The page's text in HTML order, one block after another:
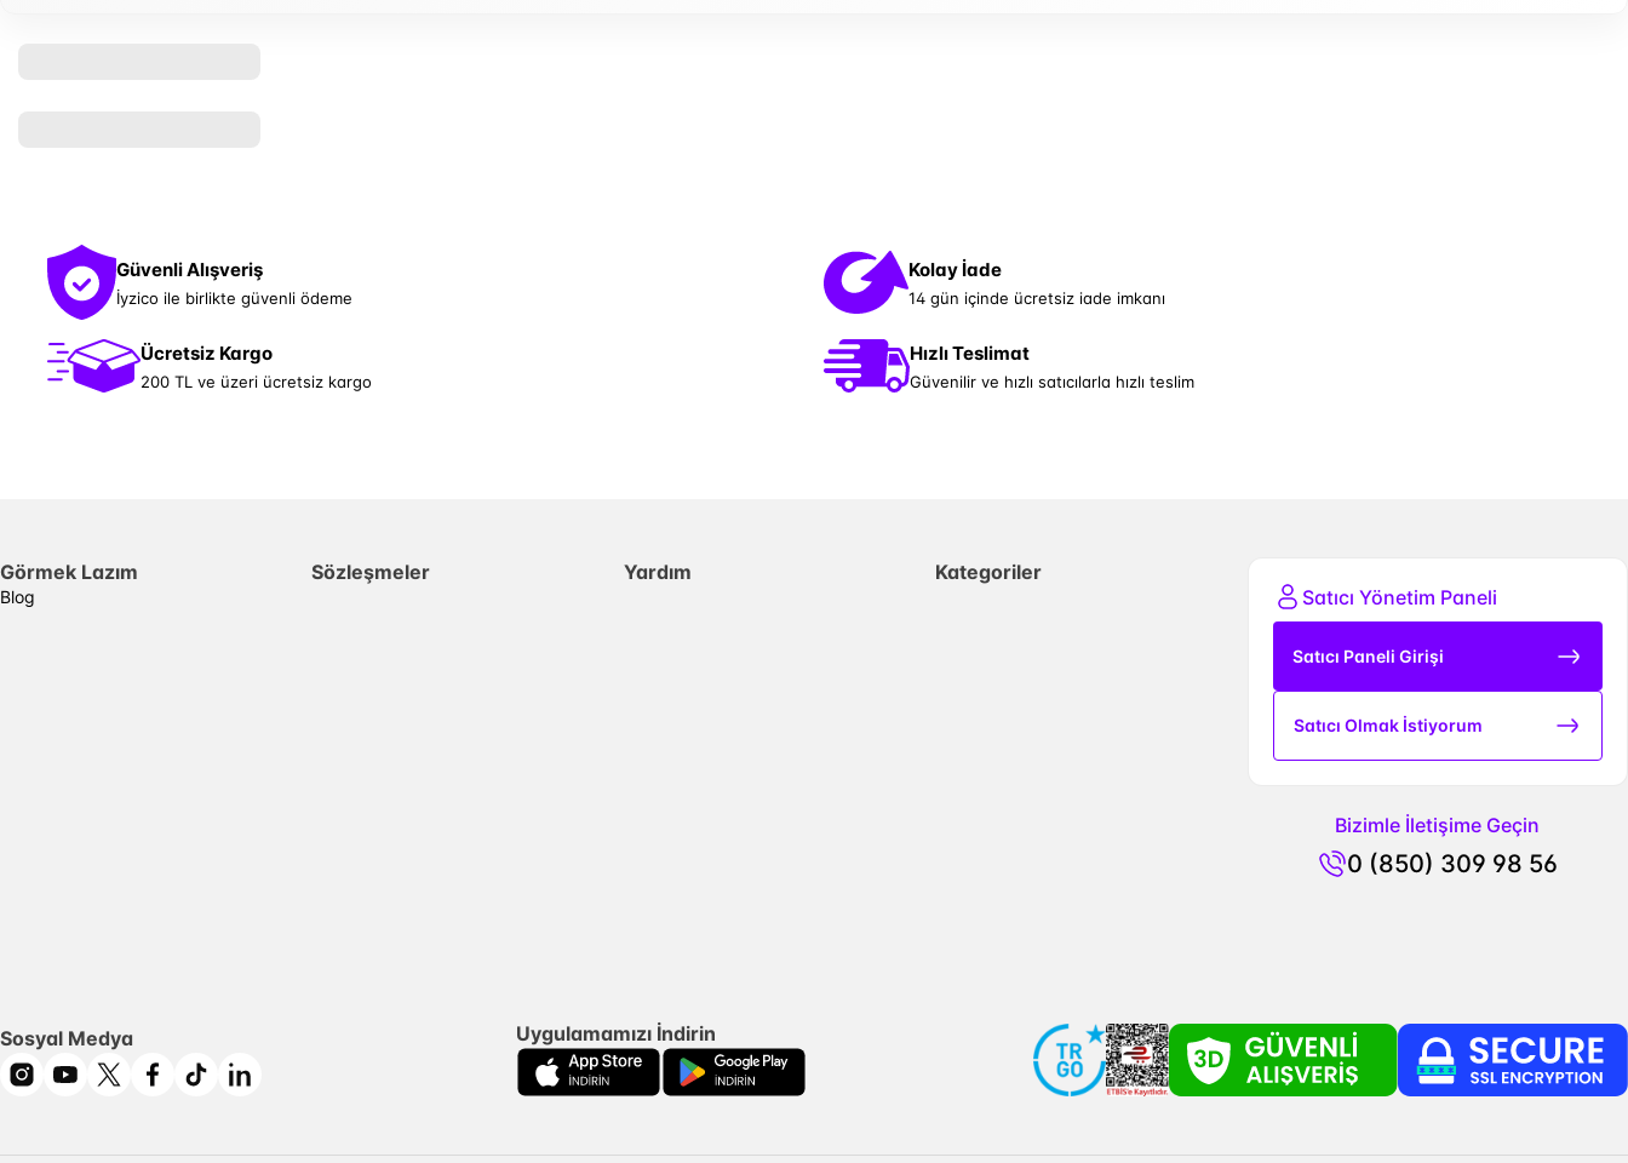
Güvenli Alışveriş
İyzico ile birlikte güvenli ödeme
Kolay İade
14 gün içinde ücretsiz iade imkanı
Ücretsiz Kargo
200 TL ve üzeri ücretsiz kargo
Hızlı Teslimat
Güvenilir ve hızlı satıcılarla hızlı teslim
Görmek Lazım
Blog
Sözleşmeler Yardım
Kategoriler
Satıcı Yönetim Paneli
Satıcı Paneli Girişi
Satıcı Olmak İstiyorum
Bizimle İletişime Geçin
0 (850) 309 98 56
Sosyal Medya Uygulamamızı İndirin